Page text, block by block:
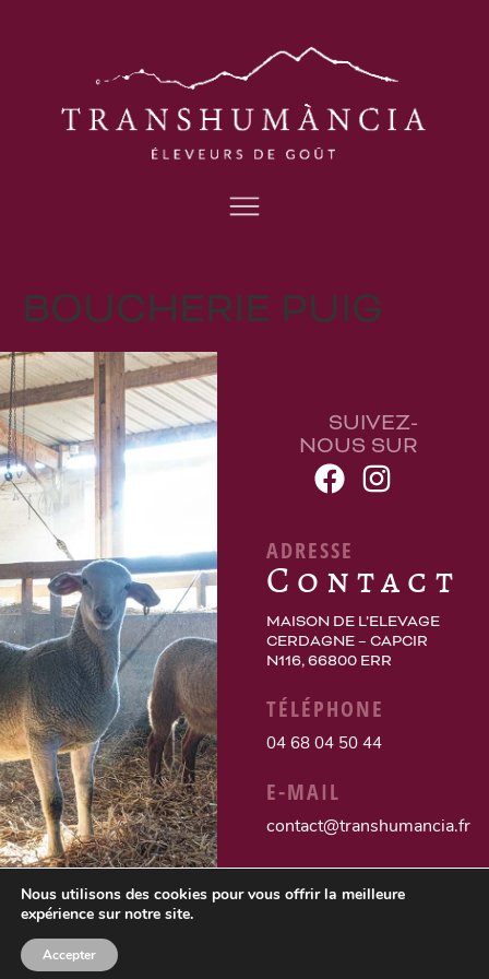
BOUCHERIE PUIG
SUIVEZ-
NOUS SUR
ADRESSE
Contact
MAISON DE L’ELEVAGE
CERDAGNE – CAPCIR
N116, 66800 ERR
TÉLÉPHONE
04 68 04 50 44
E-MAIL
contact@transhumancia.fr
Nous utilisons des cookies pour vous offrir la meilleure
expérience sur notre site.
Accepter